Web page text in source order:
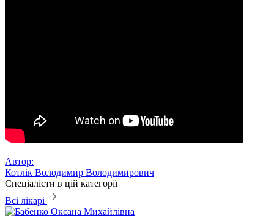
Автор:
Котлік Володимир Володимирович
Спеціалісти в цій категорії
Всі лікарі